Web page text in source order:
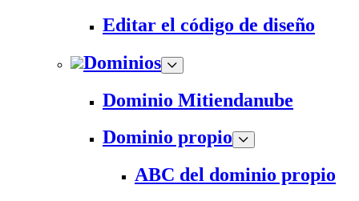
Editar el código de diseño
Dominios
Dominio Mitiendanube
Dominio propio
ABC del dominio propio